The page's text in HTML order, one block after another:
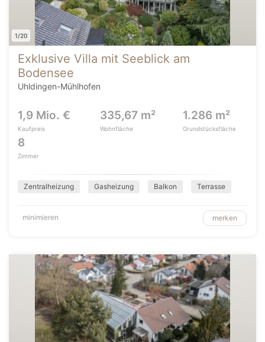
1/20
Exklusive Villa mit Seeblick am
Bodensee
Uhldingen-Mühlhofen
1,9 Mio. €
Kaufpreis
335,67 m²
Wohnfläche
1.286 m²
Grundstücksfläche
8
Zimmer
Zentralheizung Gasheizung Balkon Terrasse
minimieren merken